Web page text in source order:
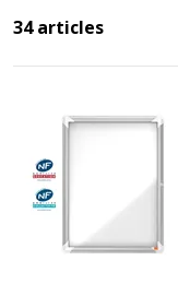
34 articles